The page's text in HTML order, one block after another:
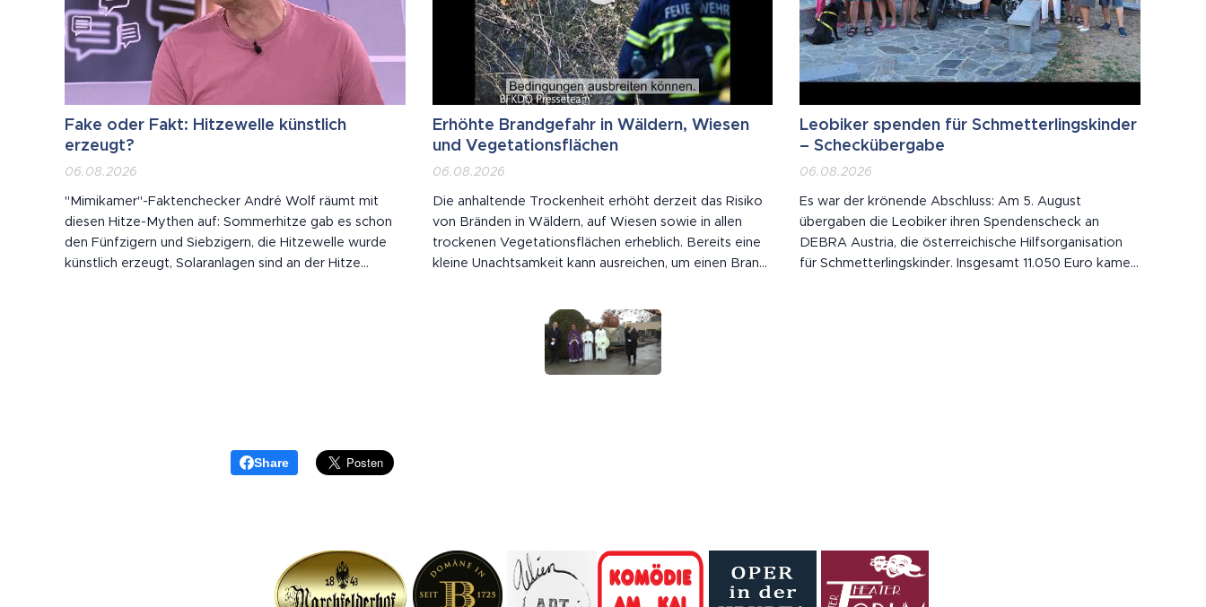
Fake oder Fakt: Hitzewelle künstlich
erzeugt?
06.08.2026
"Mimikamer"-Faktenchecker André Wolf räumt mit
diesen Hitze-Mythen auf: Sommerhitze gab es schon
den Fünfzigern und Siebzigern, die Hitzewelle wurde
künstlich erzeugt, Solaranlagen sind an der Hitze
Erhöhte Brandgefahr in Wäldern, Wiesen
und Vegetationsflächen
06.08.2026
Die anhaltende Trockenheit erhöht derzeit das Risiko
von Bränden in Wäldern, auf Wiesen sowie in allen
trockenen Vegetationsflächen erheblich. Bereits eine
kleine Unachtsamkeit kann ausreichen, um einen Brand
mehreren Bränden auf Wiesen, Feldern und in...
Leobiker spenden für Schmetterlingskinder
– Scheckübergabe
06.08.2026
Es war der krönende Abschluss: Am 5. August
übergaben die Leobiker ihren Spendenscheck an
DEBRA Austria, die österreichische Hilfsorganisation
für Schmetterlingskinder. Insgesamt 11.050 Euro kamen
Share